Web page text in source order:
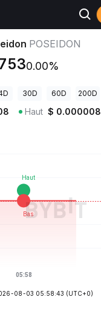
Prix du Poseidon POSEIDON
POSEIDON
0.00%
30D 60D 200D
Haut $ 0.000008
08-03 05:58:43 (UTC+0)